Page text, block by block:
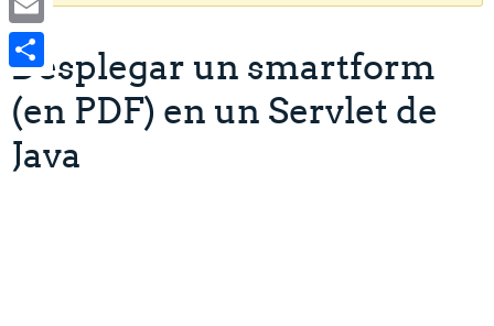
Desplegar un smartform
(en PDF) en un Servlet de
Java
Email